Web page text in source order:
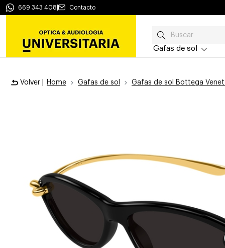
669 343 408 Contacto
Gafas de sol
Volver | Home Gafas de sol Gafas de sol Bottega